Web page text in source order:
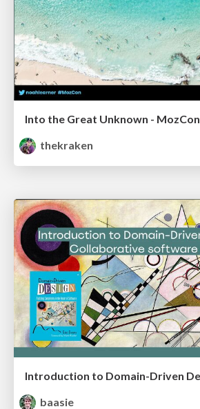
Into the Great Unknown - MozCon
thekraken
baasie